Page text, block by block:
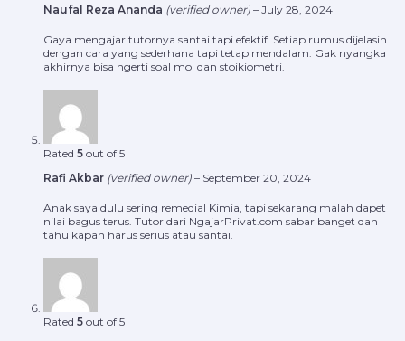
Naufal Reza Ananda (verified owner) – July 28, 2024
Gaya mengajar tutornya santai tapi efektif. Setiap rumus dijelasin
dengan cara yang sederhana tapi tetap mendalam. Gak nyangka
akhirnya bisa ngerti soal mol dan stoikiometri.
Rated 5 out of 5
Rafi Akbar (verified owner) – September 20, 2024
Anak saya dulu sering remedial Kimia, tapi sekarang malah dapet
nilai bagus terus. Tutor dari NgajarPrivat.com sabar banget dan
tahu kapan harus serius atau santai.
Rated 5 out of 5